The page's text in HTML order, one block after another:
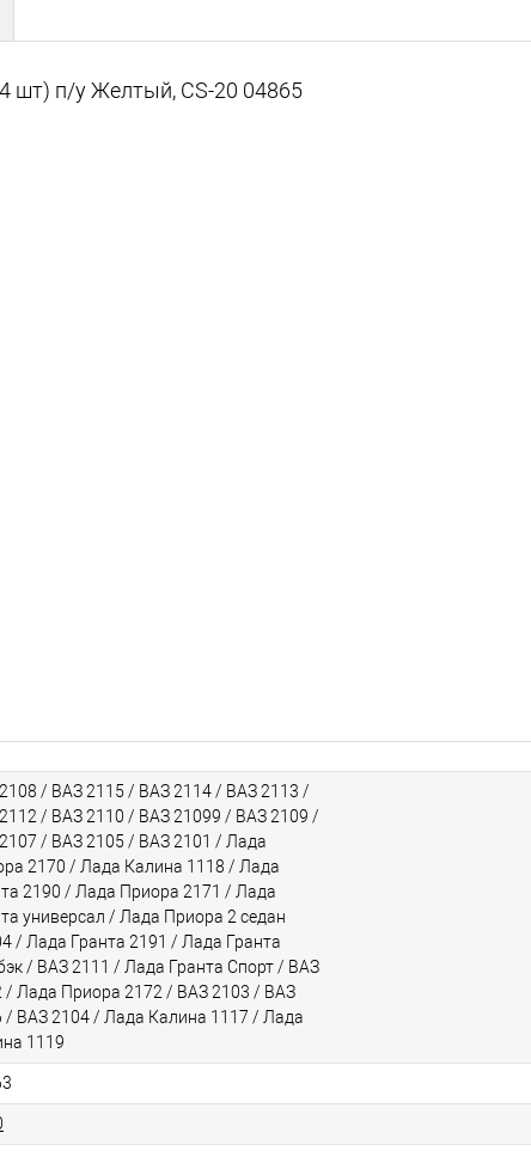
шт) п/у Желтый, CS-20 04865
/ ВАЗ 2115 / ВАЗ 2114 / ВАЗ 2113 /
/ ВАЗ 2110 / ВАЗ 21099 / ВАЗ 2109 /
/ ВАЗ 2105 / ВАЗ 2101 / Лада
2170 / Лада Калина 1118 / Лада
2190 / Лада Приора 2171 / Лада
универсал / Лада Приора 2 седан
/ Лада Гранта 2191 / Лада Гранта
/ ВАЗ 2111 / Лада Гранта Спорт / ВАЗ
/ Лада Приора 2172 / ВАЗ 2103 / ВАЗ
/ ВАЗ 2104 / Лада Калина 1117 / Лада
1119